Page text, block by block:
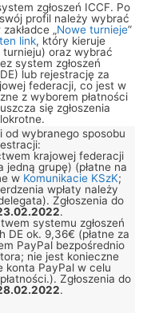
zgłoszeń ICCF. Po
profil należy wybrać
„Nowe turnieje”
ten link, który kieruje
turnieju) oraz wybrać
system zgłoszeń
lub rejestrację za
federacji, co jest w
z wyborem płatności
się zgłoszenia
od wybranego sposobu
krajowej federacji
jedną grupę) (płatne na
w Komunikacie KSzK;
wpłaty należy
Zgłoszenia do
.
systemu zgłoszeń
DE ok. 9,36€ (płatne za
PayPal bezpośrednio
nie jest konieczne
konta PayPal w celu
Zgłoszenia do
.